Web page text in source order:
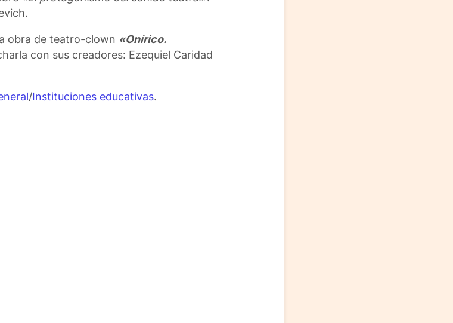
obra de teatro-clown «Onírico.
con sus creadores: Ezequiel Caridad
/Instituciones educativas.